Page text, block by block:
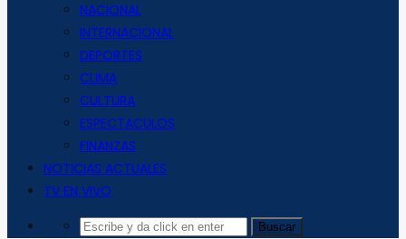
NACIONAL
INTERNACIONAL
DEPORTES
CLIMA
CULTURA
ESPECTACULOS
FINANZAS
NOTICIAS ACTUALES
TV EN VIVO